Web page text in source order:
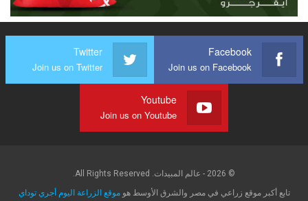
Facebook
Join us on Facebook
Twitter
Join us on Twitter
Youtube
Join us on Youtube
© 2026 - عالم المبيدات. All Rights Reserved.
تابع أكبر موقع زراعي في مصر والشرق الأوسط هوموقع الزراعة اليوم أجري توداي